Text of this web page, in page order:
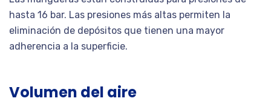
hasta 16 bar. Las presiones más altas permiten la
eliminación de depósitos que tienen una mayor
adherencia a la superficie.
Volumen del aire